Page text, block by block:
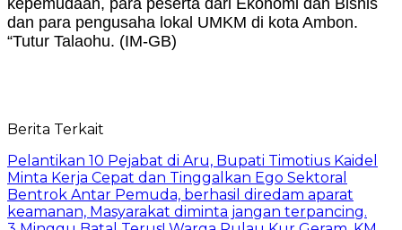
dan para pengusaha lokal UMKM di kota Ambon.
“Tutur Talaohu. (IM-GB)
Berita Terkait
Pelantikan 10 Pejabat di Aru, Bupati Timotius Kaidel
Minta Kerja Cepat dan Tinggalkan Ego Sektoral
Bentrok Antar Pemuda, berhasil diredam aparat
keamanan, Masyarakat diminta jangan terpancing.